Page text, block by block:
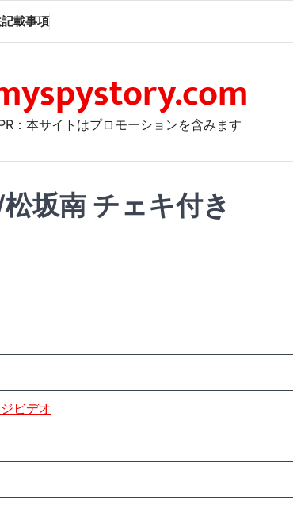
載事項
：本サイトはプロモーションを含みます
坂南 チェキ付き
ビデオ